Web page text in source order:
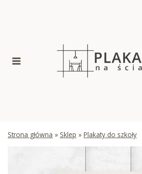
Strona główna » Sklep » Plakaty do szkoły